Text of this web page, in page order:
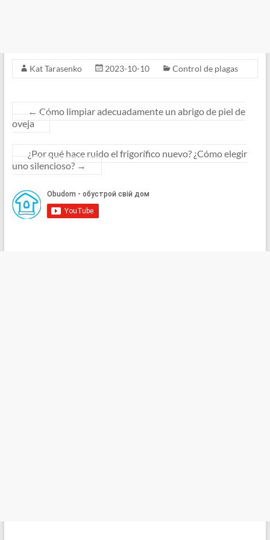
Kat Tarasenko 2023-10-10 Control de plagas
← Cómo limpiar adecuadamente un abrigo de piel de
oveja
¿Por qué hace ruido el frigorífico nuevo? ¿Cómo elegir
uno silencioso? →